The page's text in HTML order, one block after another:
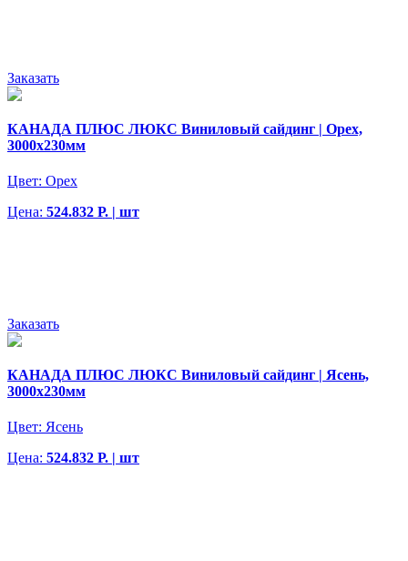
Заказать
КАНАДА ПЛЮС ЛЮКС Виниловый сайдинг | Орех,
3000х230мм
Цвет: Орех
Цена: 524.832 Р. | шт
Заказать
КАНАДА ПЛЮС ЛЮКС Виниловый сайдинг | Ясень,
3000х230мм
Цвет: Ясень
Цена: 524.832 Р. | шт